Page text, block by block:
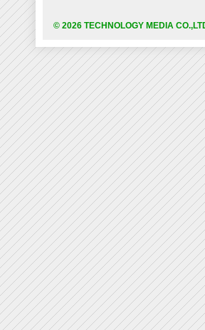
© 2026 TECHNOLOGY MEDIA